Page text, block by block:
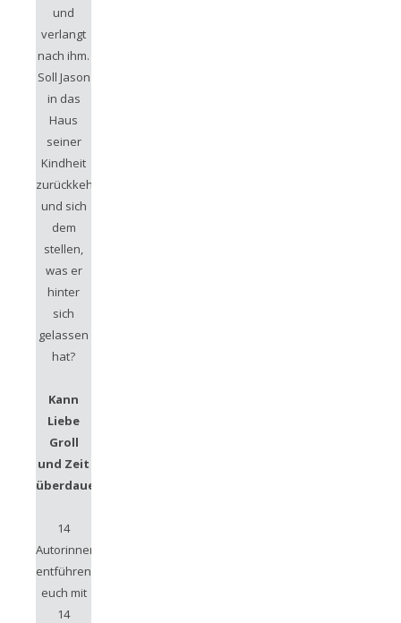
und
verlangt
nach ihm.
Soll Jason
in das
Haus
seiner
Kindheit
zurückkehren
und sich
dem
stellen,
was er
hinter
sich
gelassen
hat?
Kann
Liebe
Groll
und Zeit
überdauern?
14
Autorinnen
entführen
euch mit
14